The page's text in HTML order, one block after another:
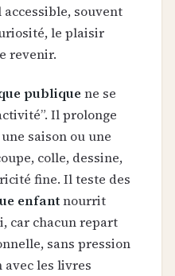
souvent
le plaisir
revenir.
publique ne se
Il prolonge
saison ou une
colle, dessine,
fine. Il teste des
enfantnourrit
car chacun repart
sans pression
avec les livres